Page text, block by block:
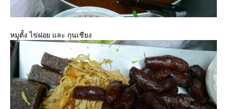
หมูตั้ง ไข่ฝอย และ กุนเชียง